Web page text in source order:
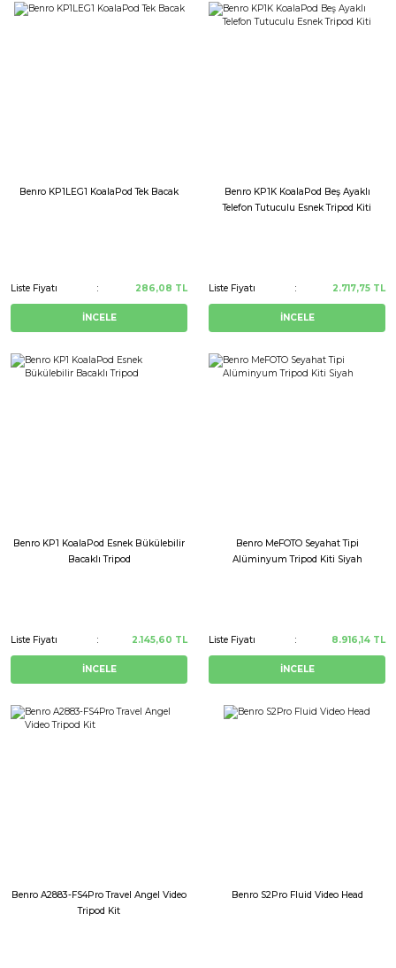
Benro KP1LEG1 KoalaPod Tek Bacak
Liste Fiyatı 286,08 TL
İNCELE
Benro KP1K KoalaPod Beş Ayaklı
Telefon Tutuculu Esnek Tripod Kiti
Liste Fiyatı 2.717,75 TL
İNCELE
Benro KP1 KoalaPod Esnek Bükülebilir
Bacaklı Tripod
Liste Fiyatı 2.145,60 TL
İNCELE
Benro MeFOTO Seyahat Tipi
Alüminyum Tripod Kiti Siyah
Liste Fiyatı 8.916,14 TL
İNCELE
Benro A2883-FS4Pro Travel Angel Video
Tripod Kit
Benro S2Pro Fluid Video Head